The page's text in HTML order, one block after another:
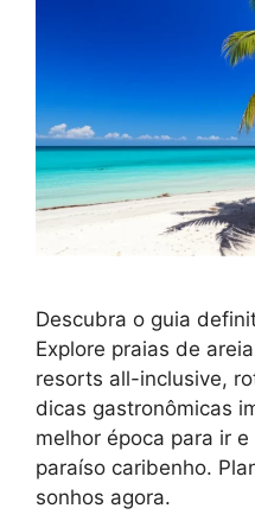
Descubra o guia
Explore praias de
resorts all-inclusive,
dicas gastronômicas
melhor época para ir
paraíso caribenho.
sonhos agora.